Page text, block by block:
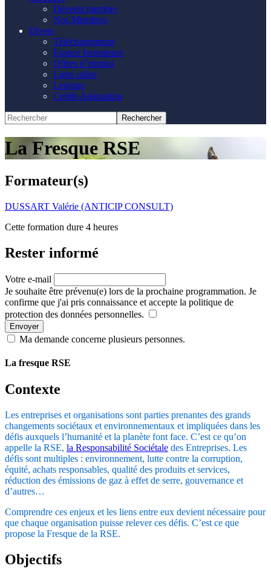
Devenir membre
Nos Membres
Divers
Téléchargement
Espace formateurs
Offres d’emploi
Liens utiles
Lexique
Crédit-Adaptation
La Fresque RSE
Formateur(s)
DUSSART Valérie (ANTICIP CONSULT)
Cette formation dure 4 heures
Rester informé
Votre e-mail
Je souhaite être prévenu(e) lors de la prochaine programmation. Je
confirme que j'ai pris connaissance et accepte la politique de
protection des données personnelles.
Envoyer
Ma demande concerne plusieurs personnes.
La fresque RSE
Contexte
Les entreprises et organisations sont parties prenantes des grands
changements sociétaux et environnementaux et impliquées dans les
défis auxquels l’humanité et la planète font face. C’est ce qu’on
appelle la RSE, la Responsabilité Sociétale des Entreprises. Les
défis sont multiples : environnement, lutte contre la corruption,
équité, achats responsables, qualité des produits et services,
réduction des émissions de gaz à effet de serre, gouvernance et
d’autres…
Comprendre ces enjeux et les liens entre eux devient nécessaire pour
que chaque organisation puisse relever ces défis. C’est ce que
propose la Fresque de la RSE.
Objectifs